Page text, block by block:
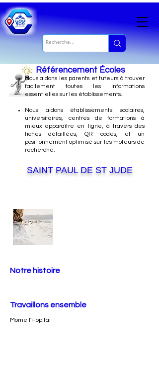
Référencement Écoles
Nousaidons les parents et tuteurs à trouver
facilement toutes les informations
essentielles sur les établissements.
Nous aidons établissements scolaires,
universitaires, centres de formations à
mieux apparaître en ligne, à travers des
fiches détaillées, QR codes, et un
positionnement optimisé sur les moteurs de
recherche.
SAINT PAUL DE ST JUDE
Notre histoire
Travaillons ensemble
Morne l'Hopital